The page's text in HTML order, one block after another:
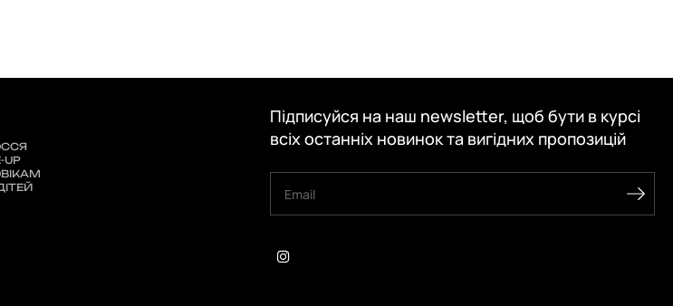
UP
Підписуйся на наш newsletter, щоб бути в курсі
всіх останніх новинок та вигідних пропозицій